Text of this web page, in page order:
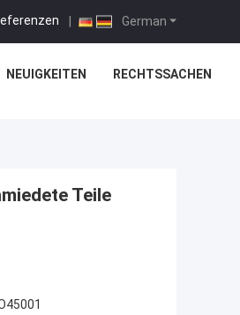
German
|
NEUIGKEITEN RECHTSSACHEN
Teile